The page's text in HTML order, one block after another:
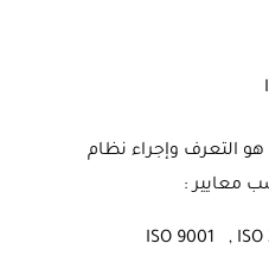
التعرف وإجراء نظام
معايير :
ISO 9001 , ISO